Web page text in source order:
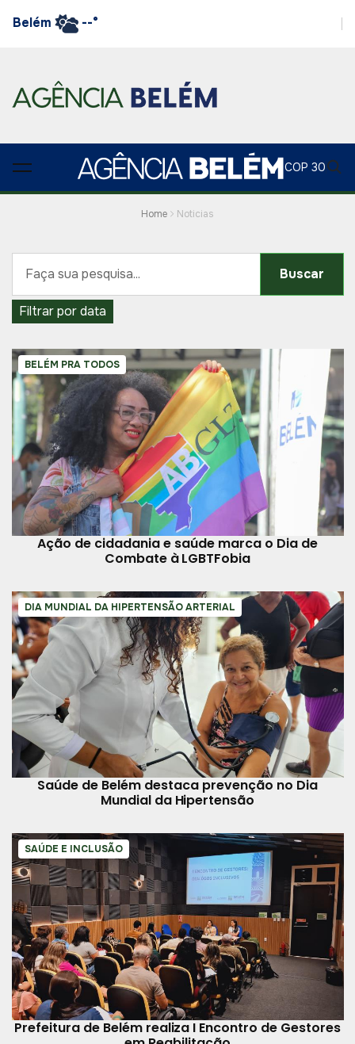
Belém --°
COP 30
Home Noticias
Buscar
Filtrar por data
BELÉM PRA TODOS
Ação de cidadania e saúde marca o Dia de
Combate à LGBTFobia
DIA MUNDIAL DA HIPERTENSÃO ARTERIAL
Saúde de Belém destaca prevenção no Dia
Mundial da Hipertensão
SAÚDE E INCLUSÃO
Prefeitura de Belém realiza I Encontro de Gestores